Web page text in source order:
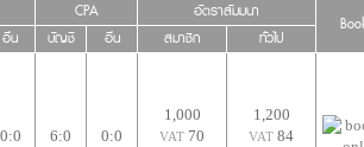
CPA อัตราสัมมนา
อื่น บัญชี อื่น สมาชิก ทั่วไป
0:0 6:0 0:0
1,000
VAT 70
1,200
VAT 84